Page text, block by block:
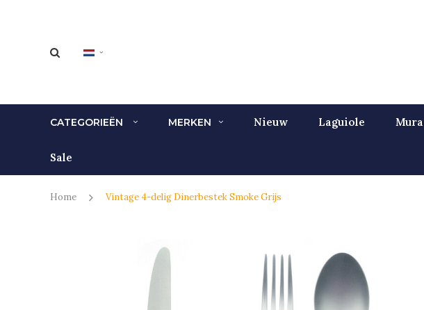
CATEGORIEËN MERKEN Nieuw Laguiole
Sale
Home Vintage 4-delig Dinerbestek Smoke Grijs